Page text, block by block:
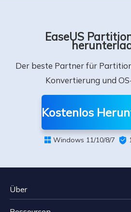
EaseUS
Der beste Partner für
Konvertierung und
Kostenlos
 Windows 11/10/8/7 
Über